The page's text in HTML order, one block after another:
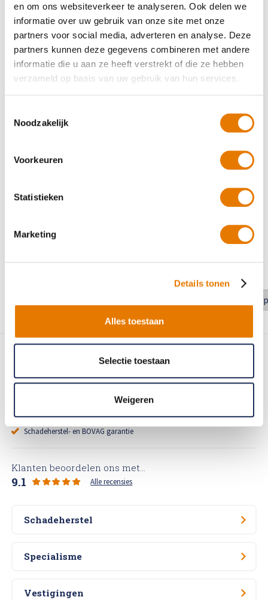
en om ons websiteverkeer te analyseren. Ook delen we
informatie over uw gebruik van onze site met onze
partners voor social media, adverteren en analyse. Deze
partners kunnen deze gegevens combineren met andere
informatie die u aan ze heeft verstrekt of die ze hebben
verzameld op basis van uw gebruik van hun services.
Noodzakelijk
Voorkeuren
Statistieken
Marketing
Details tonen
Alles toestaan
Selectie toestaan
Weigeren
Geholpen op 17 april 2026
10.0
De klant heeft geen reactie achtergelaten.
piet van leijenhorst
8.0
niet direct beschikbaat waren werd ik goed geinformeerd.
Voor het intakegesprek was een tijd afgesproken. 20 min. na het
verstrijken van het moment heb ik maar geïnformeerd wat er
...
80+ vestigingen in Nederland
Merk-erkend schadeherstel
Schadeherstel- en BOVAG garantie
Klanten beoordelen ons met...
9.1 Alle recensies
Schadeherstel
Specialisme
Vestigingen